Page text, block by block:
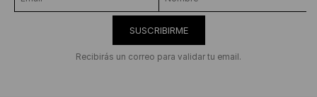
SUSCRIBIRME
Recibirás un correo para validar tu email.